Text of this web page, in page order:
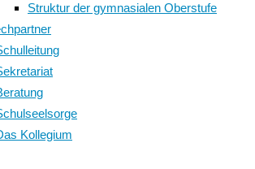
Struktur der gymnasialen Oberstufe
Kollegium